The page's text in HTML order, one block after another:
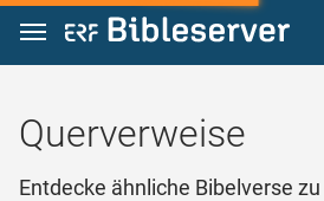
Zum Inhalt springen
Querverweise
Entdecke ähnliche Bibelverse zu